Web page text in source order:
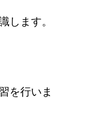
します。
を行いま